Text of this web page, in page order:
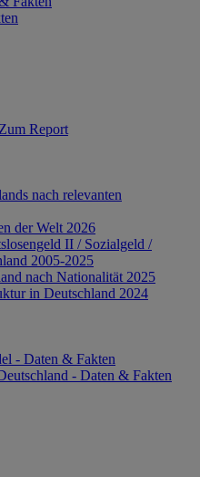
Zum Report
nach relevanten
der Welt 2026
II / Sozialgeld /
2005-2025
nach Nationalität 2025
in Deutschland 2024
- Daten & Fakten
- Daten & Fakten